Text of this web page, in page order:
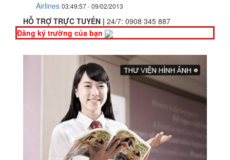
Airlines 03:49:57 - 09/02/2013
HỖ TRỢ TRỰC TUYẾN | 24/7: 0908 345 887
Đăng ký trường của bạn